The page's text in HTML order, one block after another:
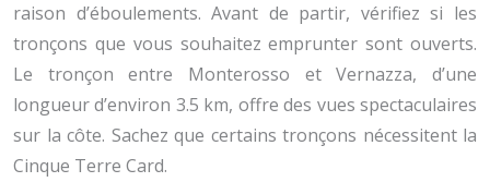
raison d’éboulements. Avant de partir, vérifiez si les
tronçons que vous souhaitez emprunter sont ouverts.
Le tronçon entre Monterosso et Vernazza, d’une
longueur d’environ 3.5 km, offre des vues spectaculaires
sur la côte. Sachez que certains tronçons nécessitent la
Cinque Terre Card.